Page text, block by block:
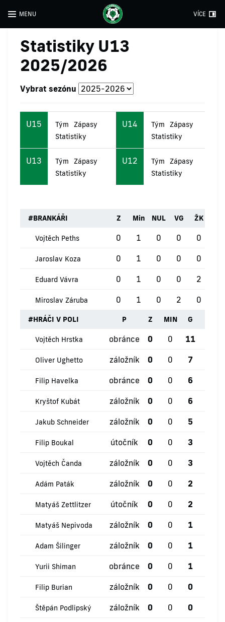
MENU VÍCE
Statistiky U13
2025/2026
Vybrat sezónu
U15 Tým
Zápasy
Statistiky
U14 Tým
Zápasy
Statistiky
U13 Tým
Zápasy
Statistiky
U12 Tým
Zápasy
Statistiky
#BRANKÁŘI Z Min NUL VG ŽK
Vojtěch Peths 0 1 0 0 0
Jaroslav Koza 0 1 0 0 0
Eduard Vávra 0 1 0 0 2
Miroslav Záruba 0 1 0 2 0
#HRÁČI V POLI P Z MIN G
Vojtěch Hrstka obránce 0 0 11
Oliver Ughetto záložník 0 0 7
Filip Havelka obránce 0 0 6
Kryštof Kubát záložník 0 0 6
Jakub Schneider záložník 0 0 5
Filip Boukal útočník 0 0 3
Vojtěch Čanda záložník 0 0 3
Adám Paták záložník 0 0 2
Matyáš Zettlitzer útočník 0 0 2
Matyáš Nepivoda záložník 0 0 1
Adam Šilinger záložník 0 0 1
Yurii Shiman obránce 0 0 1
Filip Burian záložník 0 0 0
Štěpán Podlipský záložník 0 0 0